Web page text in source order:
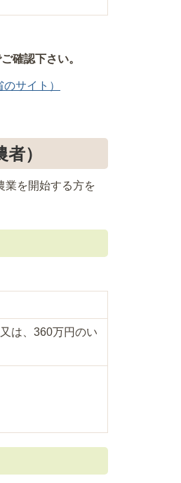
確認下さい。
サイト）
）
業を開始する方を
は、360万円のい